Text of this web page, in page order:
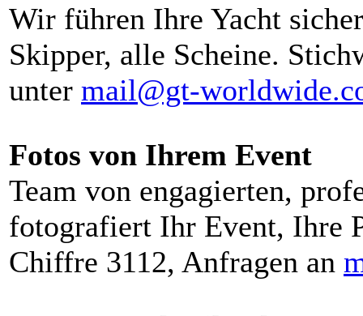
Wir führen Ihre Yacht
Skipper, alle Scheine.
unter mail@gt-
Fotos von Ihrem Event
Team von engagierten,
fotografiert Ihr Event, Ihre
Chiffre 3112, Anfragen an